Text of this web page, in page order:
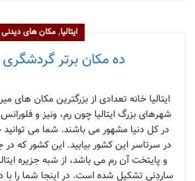
ایتالیا, مکان های دیدنی
ده مکان برتر گردشگری
ایتالیا خانه تعدادی از بزرگترین مکان های
شهرهای بزرگ ایتالیا چون رم، ونیز و
در کل دنیا مشهور می باشند. شما می
در سرتاسر این کشور بیابید. این کشور که در
و پایتخت آن رم می باشد، از شبه جزیره
ساردِنی تشکیل شده است. در اینجا شما را با